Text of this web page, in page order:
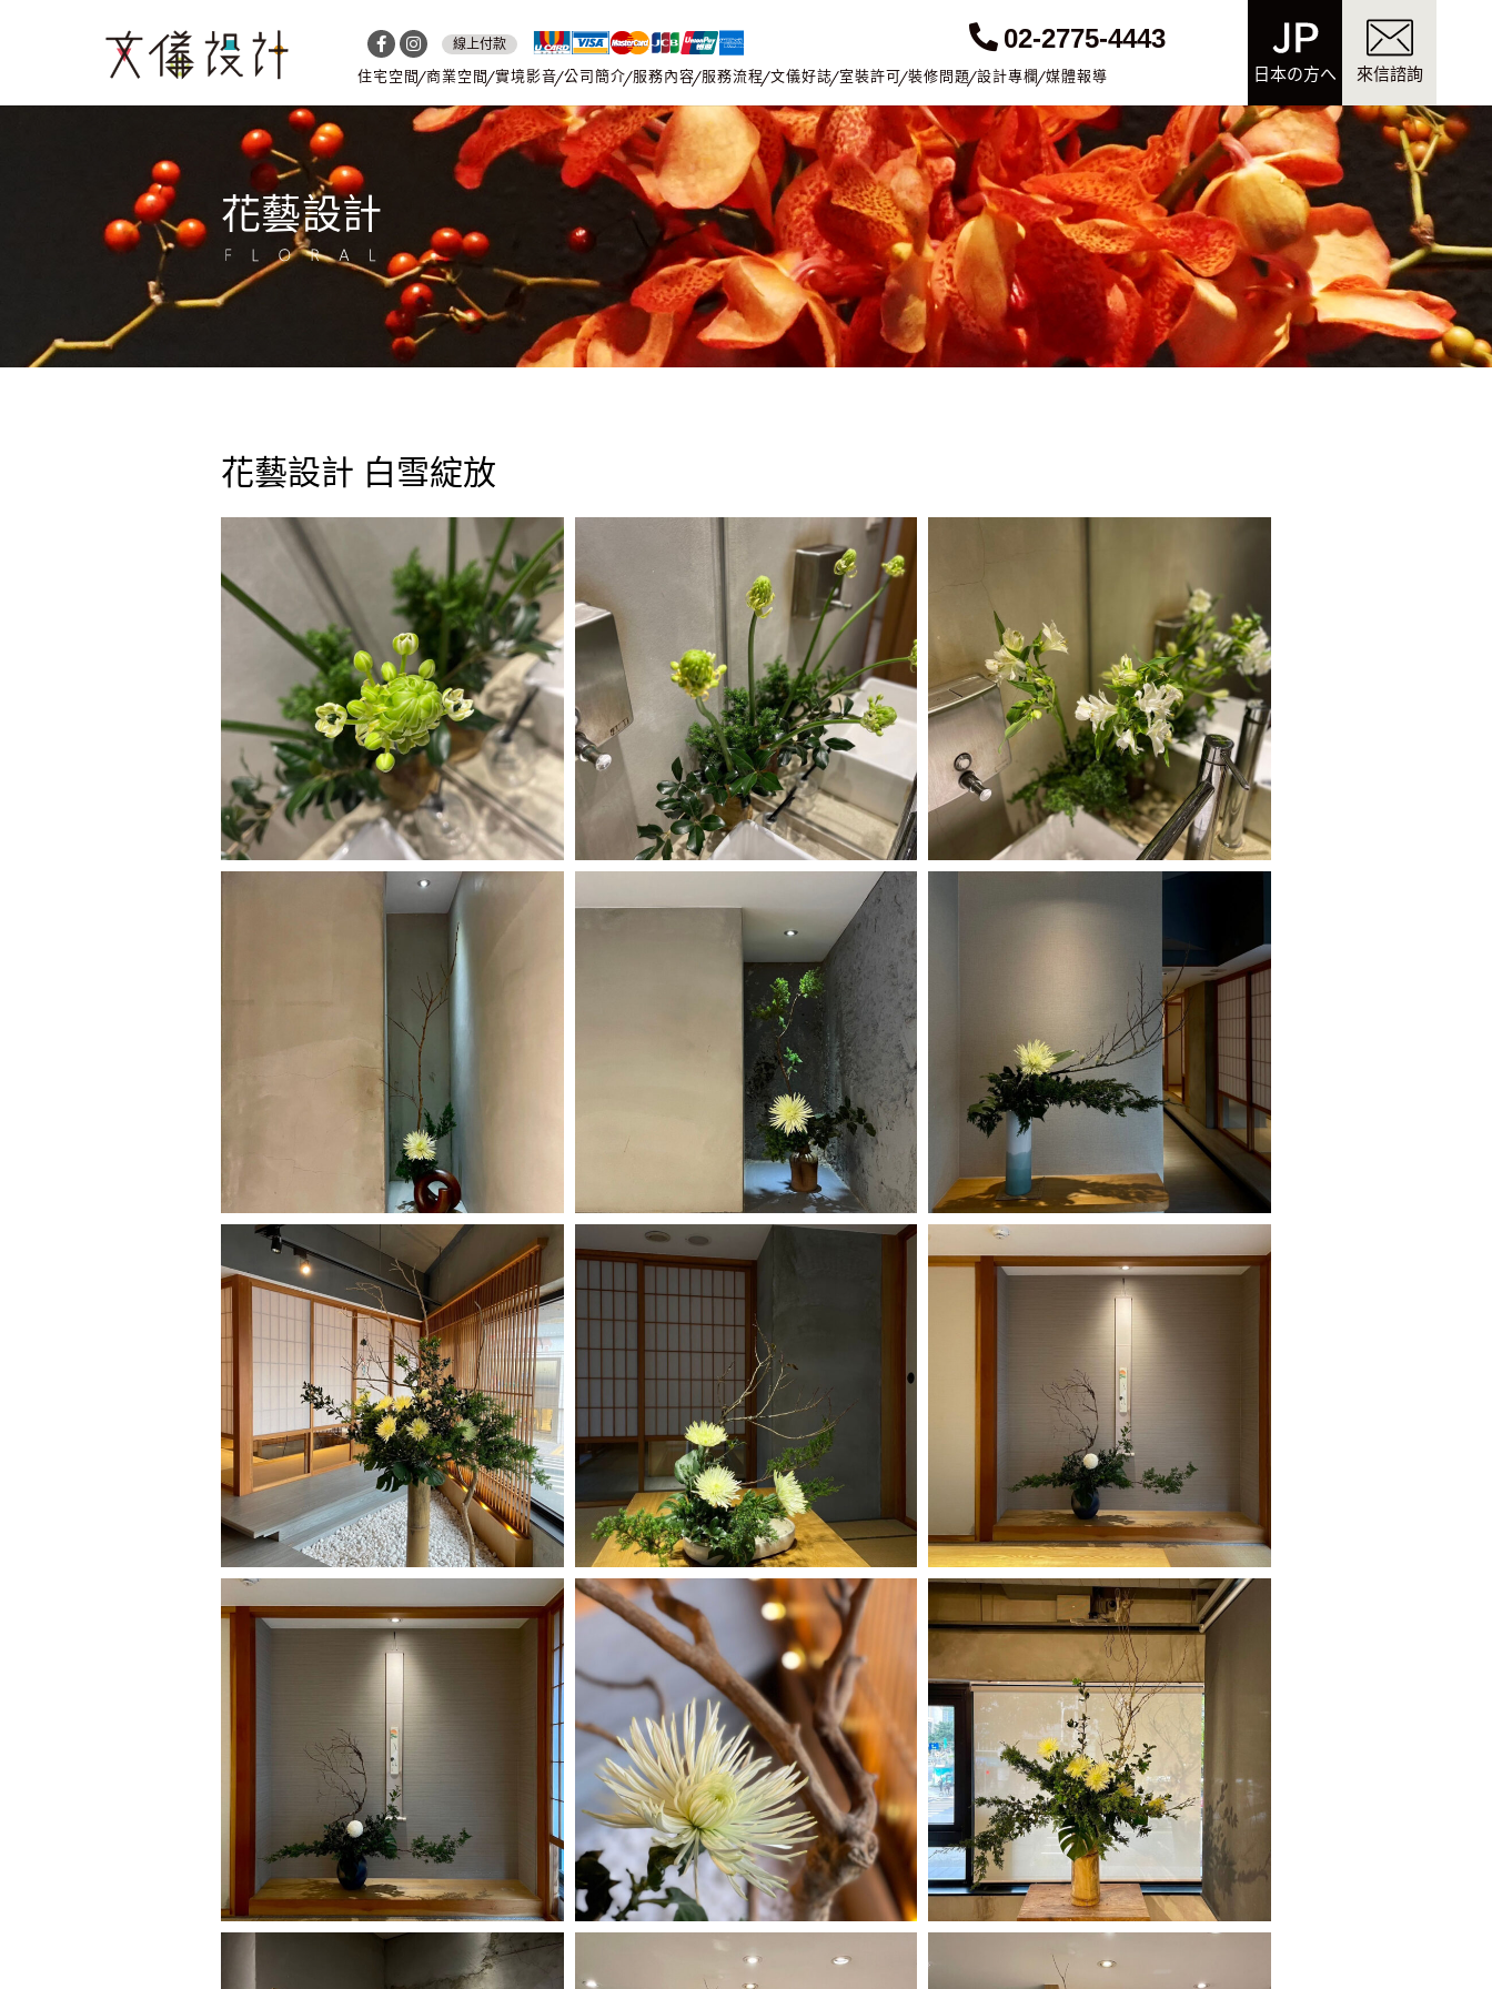
線上付款 02-2775-4443
住宅空間 商業空間 實境影音 公司簡介 服務內容 服務流程 文儀好誌 室裝許可 裝修問題 設計專欄 媒體報導 日本の方へ 來信諮詢
花藝設計
花藝設計 白雪綻放